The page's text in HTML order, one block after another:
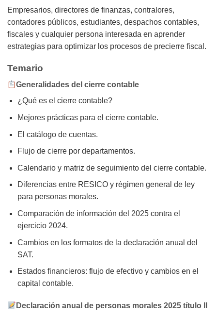
Empresarios, directores de finanzas, contralores,
contadores públicos, estudiantes, despachos contables,
fiscales y cualquier persona interesada en aprender
estrategias para optimizar los procesos de precierre fiscal.
Temario
Generalidades del cierre contable
¿Qué es el cierre contable?
Mejores prácticas para el cierre contable.
El catálogo de cuentas.
Flujo de cierre por departamentos.
Calendario y matriz de seguimiento del cierre contable.
Diferencias entre RESICO y régimen general de ley
para personas morales.
Comparación de información del 2025 contra el
ejercicio 2024.
Cambios en los formatos de la declaración anual del
SAT.
Estados financieros: flujo de efectivo y cambios en el
capital contable.
Declaración anual de personas morales 2025 título II